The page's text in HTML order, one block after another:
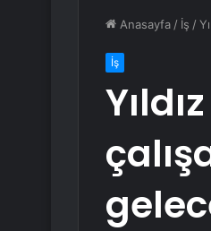
Anasayfa / İş /
İş